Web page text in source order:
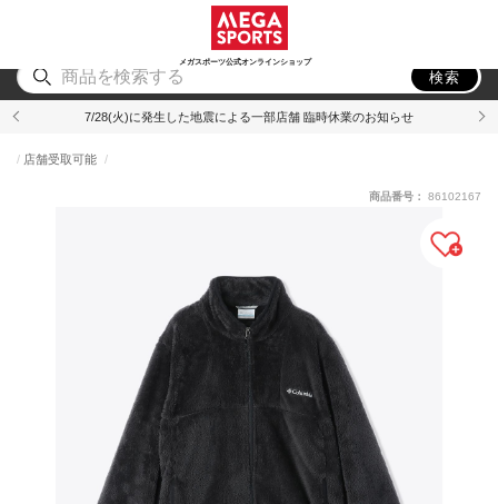
メガスポーツ公式オンラインショップ
アウトドア
検索
7/28(火)に発生した地震による一部店舗 臨時休業のお知らせ
店舗受取可能
商品番号： 86102167